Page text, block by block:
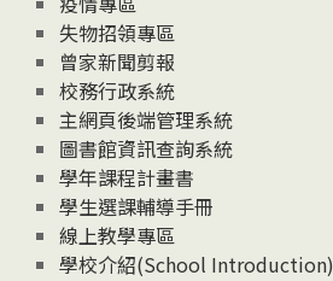
失物招領專區
曾家新聞剪報
校務行政系統
主網頁後端管理系統
圖書館資訊查詢系統
學年課程計畫書
學生選課輔導手冊
線上教學專區
學校介紹(School Introduction)